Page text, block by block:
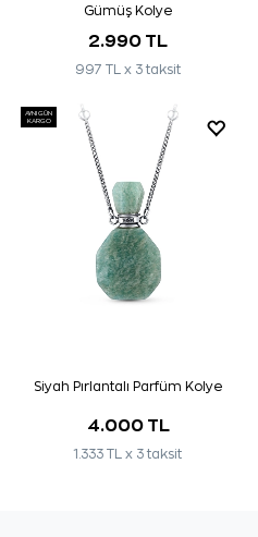
Gümüş Kolye
2.990 TL
997 TL x 3 taksit
AYNI GÜN
KARGO
Siyah Pırlantalı Parfüm Kolye
4.000 TL
1.333 TL x 3 taksit